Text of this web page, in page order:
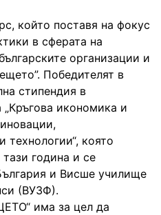
който поставя на фокус
в сферата на
организации и
Победителят в
стипендия в
икономика и
технологии“, която
година и се
и Висше училище
(ВУЗФ).
има за цел да